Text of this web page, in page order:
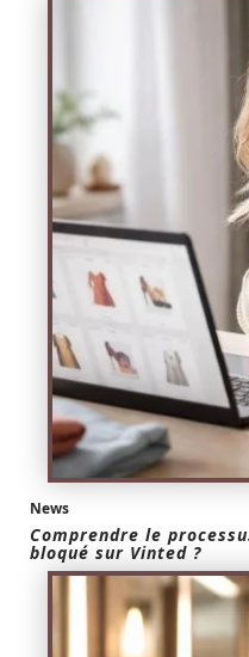
News
Comprendre le
bloqué sur Vinted ?